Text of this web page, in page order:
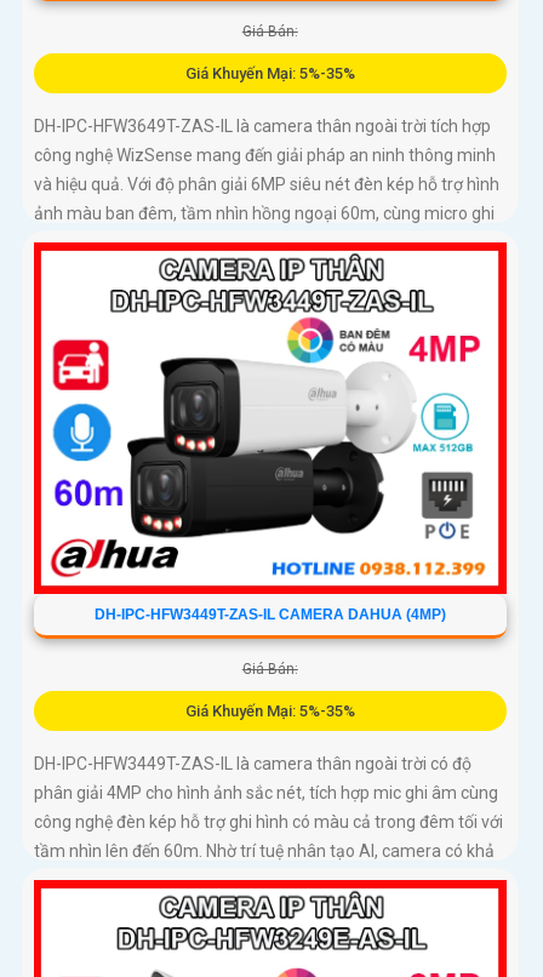
Giá Bán:
Giá Khuyến Mại: 5%-35%
DH-IPC-HFW3649T-ZAS-IL là camera thân ngoài trời tích hợp
công nghệ WizSense mang đến giải pháp an ninh thông minh
và hiệu quả. Với độ phân giải 6MP siêu nét đèn kép hỗ trợ hình
ảnh màu ban đêm, tầm nhìn hồng ngoại 60m, cùng micro ghi
âm và khả năng nhận diện chính xác người và xe, camera đảm
bảo giám sát chuẩn xác 24/7 hỗ trợ POE, khe thẻ nhớ lên đến
512GB và chuẩn chống nước IP67
DH-IPC-HFW3449T-ZAS-IL CAMERA DAHUA (4MP)
Giá Bán:
Giá Khuyến Mại: 5%-35%
DH-IPC-HFW3449T-ZAS-IL là camera thân ngoài trời có độ
phân giải 4MP cho hình ảnh sắc nét, tích hợp mic ghi âm cùng
công nghệ đèn kép hỗ trợ ghi hình có màu cả trong đêm tối với
tầm nhìn lên đến 60m. Nhờ trí tuệ nhân tạo AI, camera có khả
năng phân biệt chính xác người và phương tiện giảm thiểu
cảnh báo giả nâng cao hiệu quả an ninh hỗ trợ khe cắm thẻ
nhớ 512GB, chuẩn chống nước IP67